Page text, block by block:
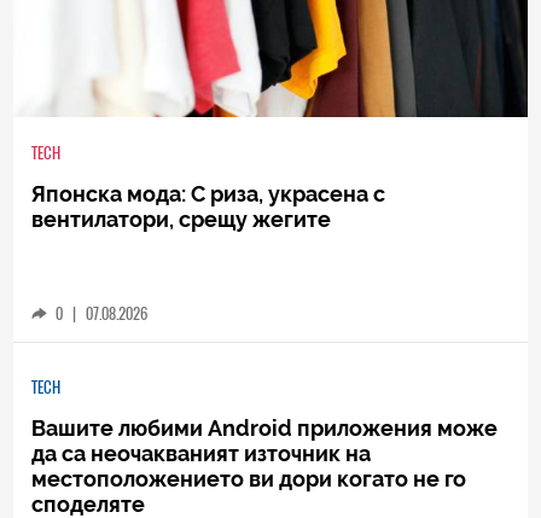
TECH
Японска мода: С риза, украсена с
вентилатори, срещу жегите
0 | 07.08.2026
TECH
Вашите любими Android приложения може
да са неочакваният източник на
местоположението ви дори когато не го
споделяте